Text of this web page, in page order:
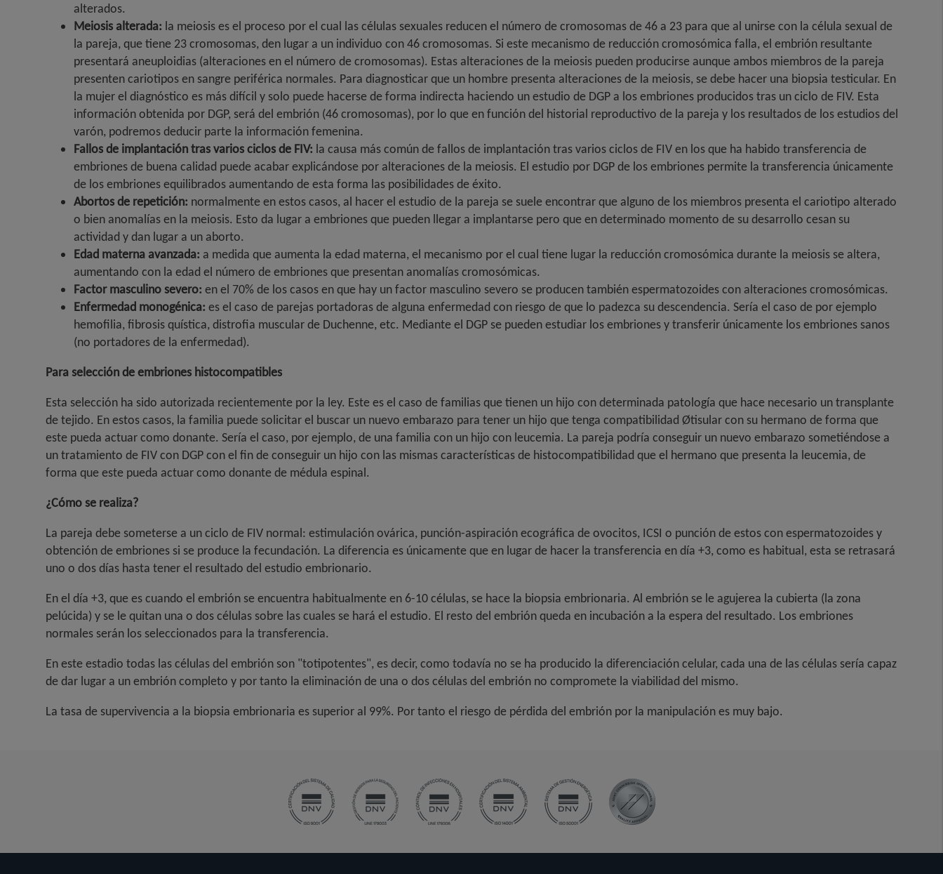
alterados.
Meiosis alterada: la meiosis es el proceso por el cual las células sexuales reducen el número de cromosomas de 46 a 23 para que al unirse con la célula sexual de
la pareja, que tiene 23 cromosomas, den lugar a un individuo con 46 cromosomas. Si este mecanismo de reducción cromosómica falla, el embrión resultante
presentará aneuploidias (alteraciones en el número de cromosomas). Estas alteraciones de la meiosis pueden producirse aunque ambos miembros de la pareja
presenten cariotipos en sangre periférica normales. Para diagnosticar que un hombre presenta alteraciones de la meiosis, se debe hacer una biopsia testicular. En
la mujer el diagnóstico es más difícil y solo puede hacerse de forma indirecta haciendo un estudio de DGP a los embriones producidos tras un ciclo de FIV. Esta
información obtenida por DGP, será del embrión (46 cromosomas), por lo que en función del historial reproductivo de la pareja y los resultados de los estudios del
varón, podremos deducir parte la información femenina.
Fallos de implantación tras varios ciclos de FIV: la causa más común de fallos de implantación tras varios ciclos de FIV en los que ha habido transferencia de
embriones de buena calidad puede acabar explicándose por alteraciones de la meiosis. El estudio por DGP de los embriones permite la transferencia únicamente
de los embriones equilibrados aumentando de esta forma las posibilidades de éxito.
Abortos de repetición: normalmente en estos casos, al hacer el estudio de la pareja se suele encontrar que alguno de los miembros presenta el cariotipo alterado
o bien anomalías en la meiosis. Esto da lugar a embriones que pueden llegar a implantarse pero que en determinado momento de su desarrollo cesan su
actividad y dan lugar a un aborto.
Edad materna avanzada: a medida que aumenta la edad materna, el mecanismo por el cual tiene lugar la reducción cromosómica durante la meiosis se altera,
aumentando con la edad el número de embriones que presentan anomalías cromosómicas.
Factor masculino severo: en el 70% de los casos en que hay un factor masculino severo se producen también espermatozoides con alteraciones cromosómicas.
Enfermedad monogénica: es el caso de parejas portadoras de alguna enfermedad con riesgo de que lo padezca su descendencia. Sería el caso de por ejemplo
hemofilia, fibrosis quística, distrofia muscular de Duchenne, etc. Mediante el DGP se pueden estudiar los embriones y transferir únicamente los embriones sanos
(no portadores de la enfermedad).
Para selección de embriones histocompatibles
Esta selección ha sido autorizada recientemente por la ley. Este es el caso de familias que tienen un hijo con determinada patología que hace necesario un transplante
de tejido. En estos casos, la familia puede solicitar el buscar un nuevo embarazo para tener un hijo que tenga compatibilidad Øtisular con su hermano de forma que
este pueda actuar como donante. Sería el caso, por ejemplo, de una familia con un hijo con leucemia. La pareja podría conseguir un nuevo embarazo sometiéndose a
un tratamiento de FIV con DGP con el fin de conseguir un hijo con las mismas características de histocompatibilidad que el hermano que presenta la leucemia, de
forma que este pueda actuar como donante de médula espinal.
¿Cómo se realiza?
La pareja debe someterse a un ciclo de FIV normal: estimulación ovárica, punción-aspiración ecográfica de ovocitos, ICSI o punción de estos con espermatozoides y
obtención de embriones si se produce la fecundación. La diferencia es únicamente que en lugar de hacer la transferencia en día +3, como es habitual, esta se retrasará
uno o dos días hasta tener el resultado del estudio embrionario.
En el día +3, que es cuando el embrión se encuentra habitualmente en 6-10 células, se hace la biopsia embrionaria. Al embrión se le agujerea la cubierta (la zona
pelúcida) y se le quitan una o dos células sobre las cuales se hará el estudio. El resto del embrión queda en incubación a la espera del resultado. Los embriones
normales serán los seleccionados para la transferencia.
En este estadio todas las células del embrión son "totipotentes", es decir, como todavía no se ha producido la diferenciación celular, cada una de las células sería capaz
de dar lugar a un embrión completo y por tanto la eliminación de una o dos células del embrión no compromete la viabilidad del mismo.
La tasa de supervivencia a la biopsia embrionaria es superior al 99%. Por tanto el riesgo de pérdida del embrión por la manipulación es muy bajo.